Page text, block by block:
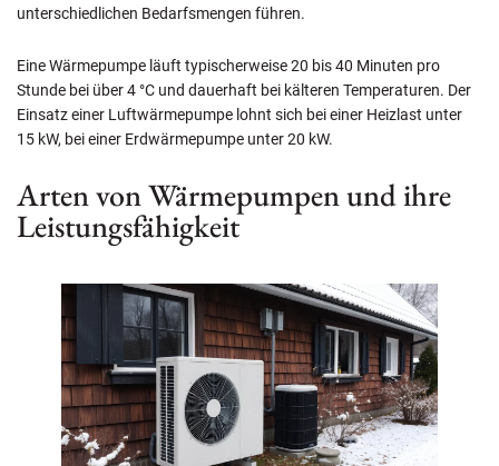
unterschiedlichen Bedarfsmengen führen.
Eine Wärmepumpe läuft typischerweise 20 bis 40 Minuten pro
Stunde bei über 4 °C und dauerhaft bei kälteren Temperaturen. Der
Einsatz einer Luftwärmepumpe lohnt sich bei einer Heizlast unter
15 kW, bei einer Erdwärmepumpe unter 20 kW.
Arten von Wärmepumpen und ihre
Leistungsfähigkeit